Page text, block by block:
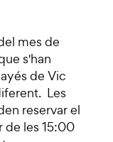
mes de
s'han
de Vic
Les
reservar el
de les 15:00